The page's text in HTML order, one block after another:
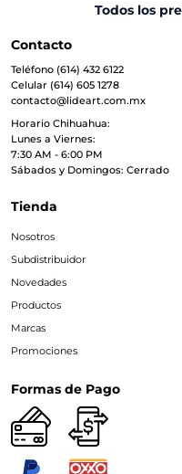
Todos los
Contacto
Teléfono (614) 432 6122
Celular (614) 605 1278
contacto@lideart.com.mx
Horario Chihuahua:
Lunes a Viernes:
7:30 AM - 6:00 PM
Sábados y Domingos: Cerrado
Tienda
Nosotros
Subdistribuidor
Novedades
Productos
Marcas
Promociones
Formas de Pago